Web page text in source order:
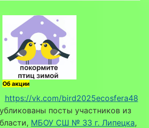
Об акции
https://vk.com/bird2025ecosfera48
посты участников из
МБОУ СШ № 33 г. Липецка,